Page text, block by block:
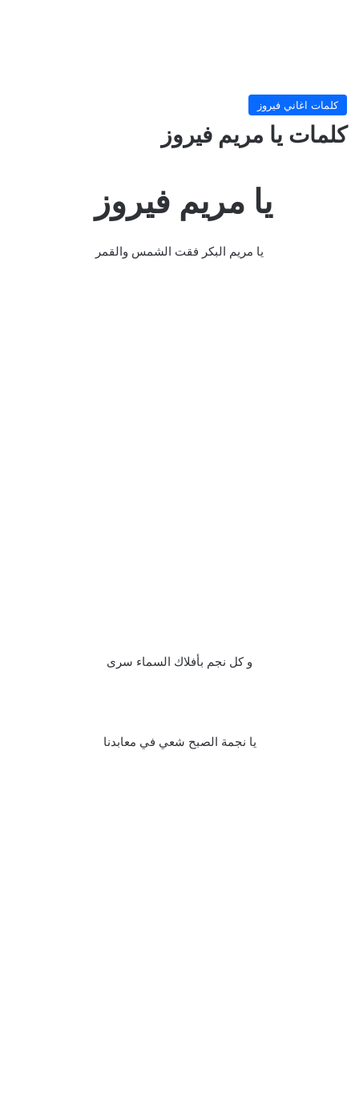
كلمات اغاني فيروز
كلمات يا مريم فيروز
يا مريم فيروز
يا مريم البكر فقت الشمس والقمر
و كل نجم بأفلاك السماء سرى
يا نجمة الصبح شعي في معابدنا